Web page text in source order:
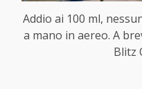
Addio ai 100 ml,
a mano in aereo. A
Blitz